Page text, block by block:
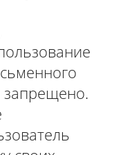
запрещено.